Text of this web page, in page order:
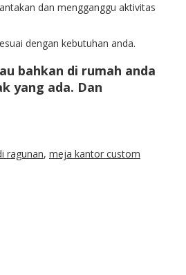
dan mengganggu aktivitas
dengan kebutuhan anda.
bahkan di rumah anda
yang ada. Dan
ragunan, meja kantor custom